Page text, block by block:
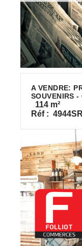
A VENDRE:
SOUVENIRS
114 m²
Réf : 4944SR